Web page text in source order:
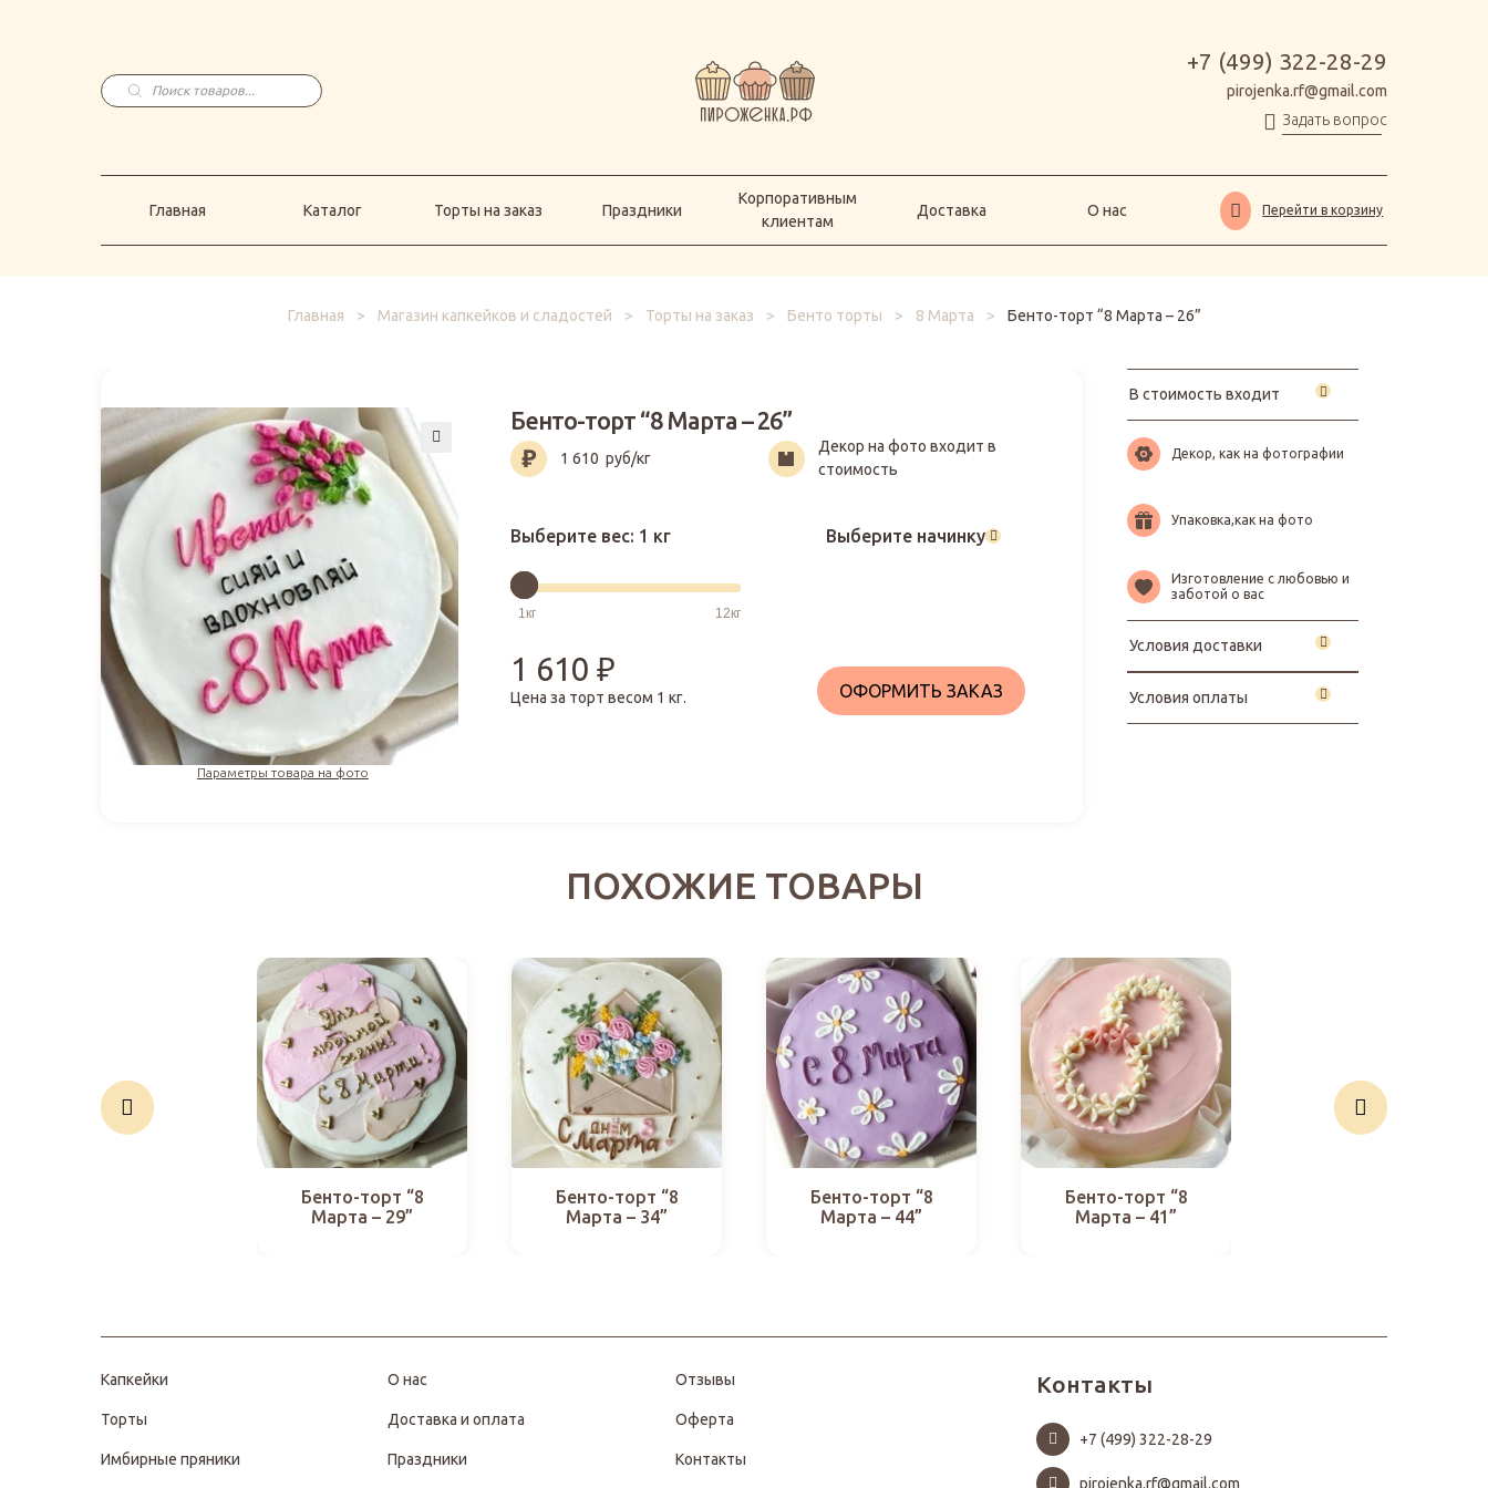
Поиск
товаров
+7 (499) 322-28-29
pirojenka.rf@gmail.com
Задать вопрос
Главная Каталог Торты на заказ Праздники
Корпоративным
клиентам
Доставка О нас Перейти в корзину
Главная > Магазин капкейков и сладостей > Торты на заказ > Бенто торты > 8 Марта > Бенто-торт “8 Марта – 26”
Параметры товара на фото
Бенто-торт “8 Марта – 26”
1 610 руб/кг
Декор на фото входит в
стоимость
Выберите вес: 1 кг Выберите начинку
1 610₽
Цена за торт весом 1 кг. ОФОРМИТЬ ЗАКАЗ
В стоимость входит
Декор, как на фотографии
Упаковка,как на фото
Изготовление с любовью и
заботой о вас
Условия доставки
Условия оплаты
ПОХОЖИЕ ТОВАРЫ
Бенто-торт “8
Марта – 29”
Бенто-торт “8
Марта – 34”
Бенто-торт “8
Марта – 44”
Бенто-торт “8
Марта – 41”
Капкейки
Торты
Имбирные пряники
О нас
Доставка и оплата
Праздники
Отзывы
Оферта
Контакты
Контакты
+7 (499) 322-28-29
pirojenka.rf@gmail.com